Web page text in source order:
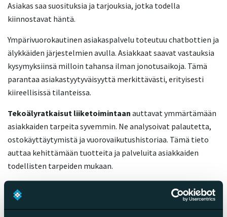
Asiakas saa suosituksia ja tarjouksia, jotka todella
kiinnostavat häntä.
Ympärivuorokautinen asiakaspalvelu toteutuu chatbottien ja
älykkäiden järjestelmien avulla. Asiakkaat saavat vastauksia
kysymyksiinsä milloin tahansa ilman jonotusaikoja. Tämä
parantaa asiakastyytyväisyyttä merkittävästi, erityisesti
kiireellisissä tilanteissa.
Tekoälyratkaisut liiketoimintaan auttavat ymmärtämään
asiakkaiden tarpeita syvemmin. Ne analysoivat palautetta,
ostokäyttäytymistä ja vuorovaikutushistoriaa. Tämä tieto
auttaa kehittämään tuotteita ja palveluita asiakkaiden
todellisten tarpeiden mukaan.
Asiakassuhteiden syventäminen onnistuu, kun tekoäly
tunnistaa parhaat hetket kontaktille. Se ehdottaa sopivia
tuotteita oikeaan aikaan ja auttaa rakentamaan